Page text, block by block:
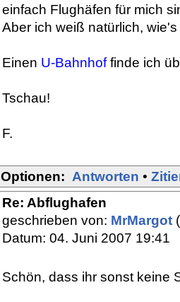
einfach Flughäfen für mich
Aber ich weiß natürlich,
Einen U-Bahnhoffinde ich
Tschau!
F.
Optionen: Antworten •
Re: Abflughafen
geschrieben von: MrMargot
Datum: 04. Juni 2007 19:41
Schön, dass ihr sonst keine